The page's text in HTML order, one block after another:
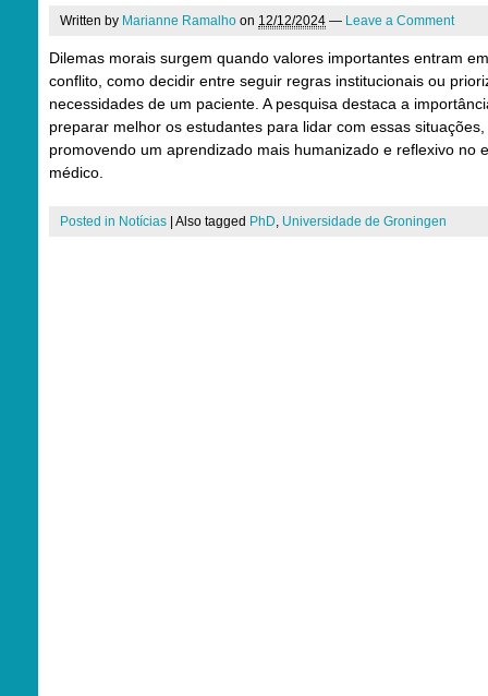
Written by Marianne Ramalho on 12/12/2024 — Leave a Comment
Dilemas morais surgem quando valores importantes entram em
conflito, como decidir entre seguir regras institucionais ou
necessidades de um paciente. A pesquisa destaca a
preparar melhor os estudantes para lidar com essas situações,
promovendo um aprendizado mais humanizado e reflexivo no
médico.
Posted in Notícias Also tagged PhD, Universidade de Groningen